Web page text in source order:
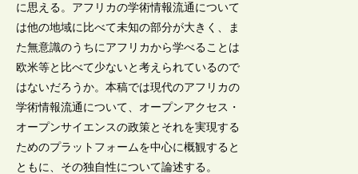
に思える。アフリカの学術情報流通について
は他の地域に比べて未知の部分が大きく、ま
た無意識のうちにアフリカから学べることは
欧米等と比べて少ないと考えられているので
はないだろうか。本稿では現代のアフリカの
学術情報流通について、オープンアクセス・
オープンサイエンスの政策とそれを実現する
ためのプラットフォームを中心に概観すると
ともに、その独自性について論述する。